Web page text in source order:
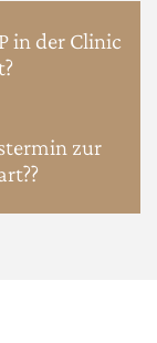
in der Clinic
zur